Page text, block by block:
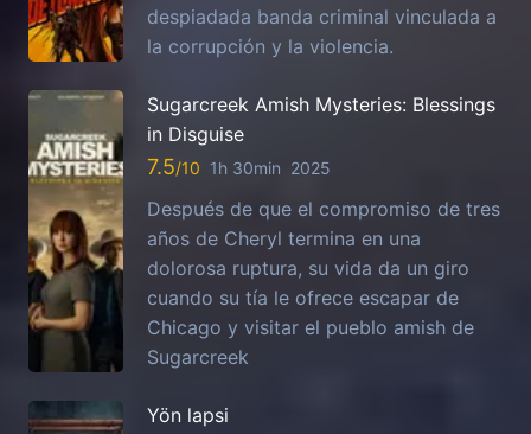
despiadada banda criminal vinculada a
la corrupción y la violencia.
Sugarcreek Amish Mysteries: Blessings
in Disguise
7.5 1h 30min 2025
Después de que el compromiso de tres
años de Cheryl termina en una
dolorosa ruptura, su vida da un giro
cuando su tía le ofrece escapar de
Chicago y visitar el pueblo amish de
Sugarcreek
Yön lapsi